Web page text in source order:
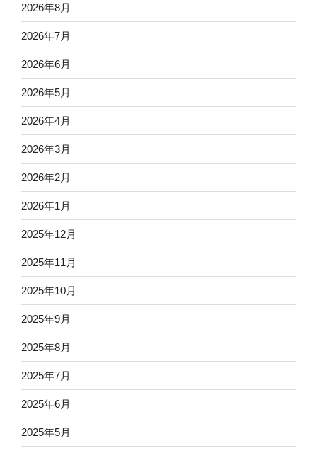
2026年8月
2026年7月
2026年6月
2026年5月
2026年4月
2026年3月
2026年2月
2026年1月
2025年12月
2025年11月
2025年10月
2025年9月
2025年8月
2025年7月
2025年6月
2025年5月